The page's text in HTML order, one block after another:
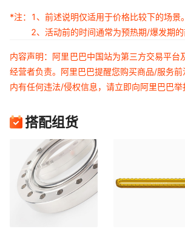
*注：
1、前述说明仅适用于价格比较下的场景。
2、活动前的时间通常为预热期/爆发期
内容声明：阿里巴巴中国站为第三方交易平
经营者负责。阿里巴巴提醒您购买商品/服务
内有任何违法/侵权信息，请立即向阿里巴巴举
搭配组货